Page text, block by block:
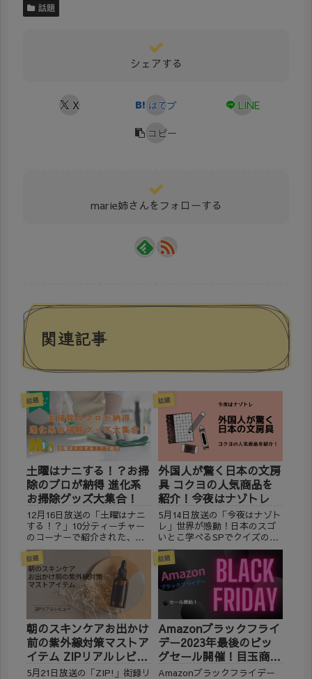
話題
シェアする
X はてブ
LINE
コピー
marie姉さんをフォローする
関連記事
話題
土曜はナニする！？お掃
除のプロが納得 進化系
お掃除グッズ大集合！
12月16日放送の「土曜はナニ
する！？」10分ティーチャー
のコーナーで紹介された、時
短・お手軽コスパ最強 お掃除
のプロが納得 進化系お掃除グ
ッズ大集合！について、良さ
そうな商品が多かったので、
通販で購入できるのか調べて
みました。 お掃除スト...
話題
外国人が驚く日本の文房
具 コクヨの人気商品を
紹介！今夜はナゾトレ
5月14日放送の「今夜はナゾト
レ」世界が感動！日本のスゴ
いとこ学べるSPでクイズの問
題にもなった「外国人が驚く
日本の文房具」で紹介された
コクヨの商品について、通販
で購入可能か調べてみまし
た。 ※2024年5月14日現在の
情報です。 外国人バ...
話題
朝のスキンケアお出かけ
前の紫外線対策マストア
イテム ZIPリアルレビュ
ー
5月21日放送の「ZIP!」街録リ
話題
Amazonブラックフライ
デー2023年最後のビッ
グセール開催！目玉商品
要チェックです。
Amazonブラックフライデー